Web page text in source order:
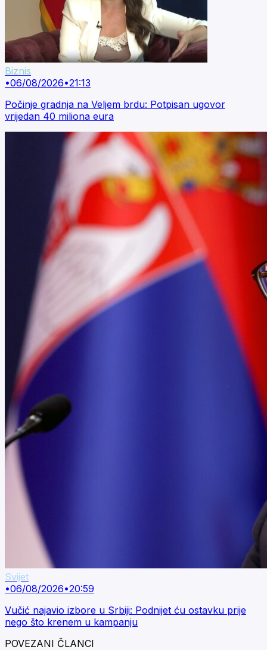
Biznis
•06/08/2026•21:13
Počinje gradnja na Veljem brdu: Potpisan ugovor
vrijedan 40 miliona eura
Svijet
•06/08/2026•20:59
Vučić najavio izbore u Srbiji: Podnijet ću ostavku prije
nego što krenem u kampanju
POVEZANI ČLANCI